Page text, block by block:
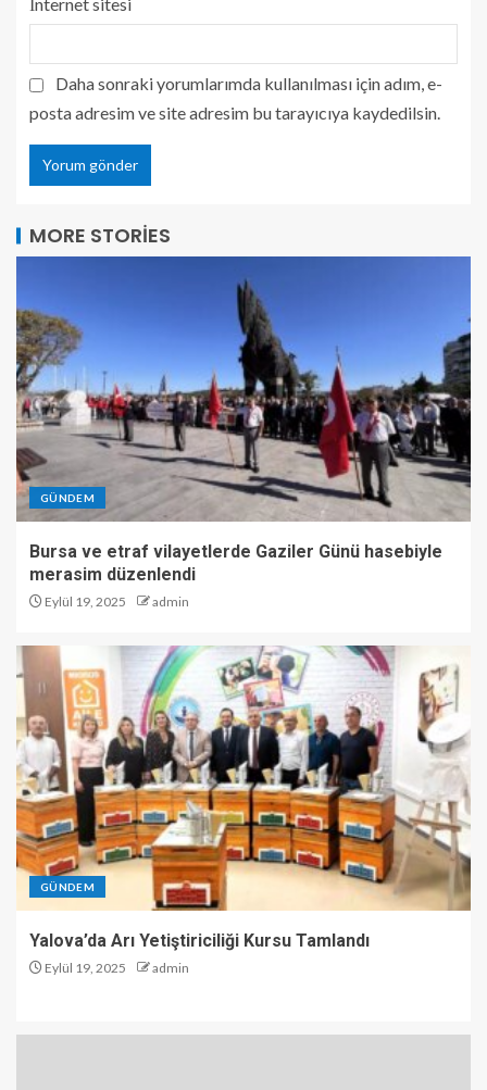
Daha sonraki yorumlarımda kullanılması için adım, e-
posta adresim ve site adresim bu tarayıcıya kaydedilsin.
MORE STORIES
GÜNDEM
Bursa ve etraf vilayetlerde Gaziler Günü hasebiyle
merasim düzenlendi
Eylül 19, 2025 admin
GÜNDEM
Yalova’da Arı Yetiştiriciliği Kursu Tamlandı
Eylül 19, 2025 admin